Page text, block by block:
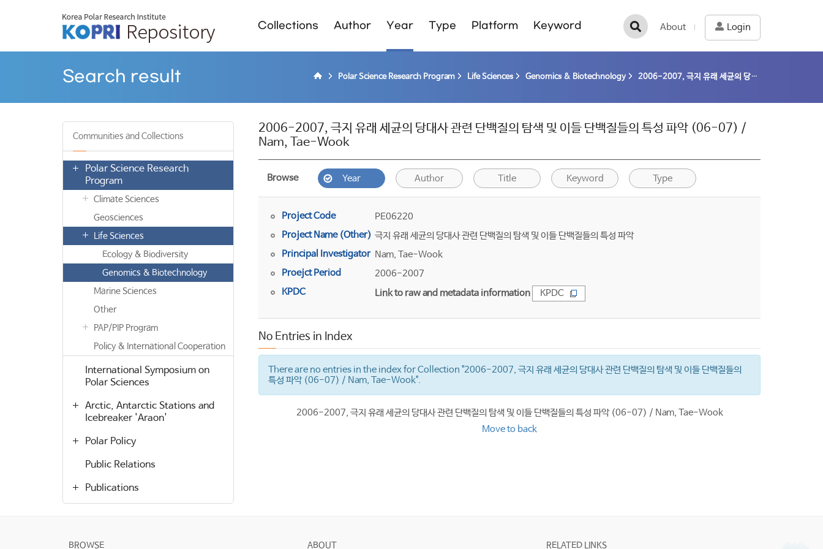
Collections Author Year Type Platform Keyword About Login
Search result Polar Science Research Program Life Sciences Genomics & Biotechnology 2006-2007, 극지 유래 세균의 당대사 관련 단백질의 탐색 및 이들 단백질들의 특성 파악 (06-07) / Nam, Tae-Wook
Communities and Collections
Polar Science Research
Program
Climate Sciences
Geosciences
Life Sciences
Ecology & Biodiversity
Genomics & Biotechnology
Marine Sciences
Other
PAP/PIP Program
Policy & International Cooperation
International Symposium on
Polar Sciences
Arctic, Antarctic Stations and
Icebreaker 'Araon'
Polar Policy
Public Relations
Publications
2006-2007, 극지 유래 세균의 당대사 관련 단백질의 탐색 및 이들 단백질들의 특성 파악 (06-07) /
Nam, Tae-Wook
Browse Year Author Title Keyword Type
Project Code
PE06220
Project Name (Other) 극지 유래 세균의 당대사 관련 단백질의 탐색 및 이들 단백질들의 특성 파악
Principal Investigator Nam, Tae-Wook
Proejct Period
2006-2007
KPDC
Link to raw and metadata information KPDC
No Entries in Index
There are no entries in the index for Collection "2006-2007, 극지 유래 세균의 당대사 관련 단백질의 탐색 및 이들 단백질들의
특성 파악 (06-07) / Nam, Tae-Wook".
2006-2007, 극지 유래 세균의 당대사 관련 단백질의 탐색 및 이들 단백질들의 특성 파악 (06-07) / Nam, Tae-Wook
Move to back
BROWSE ABOUT RELATED LINKS